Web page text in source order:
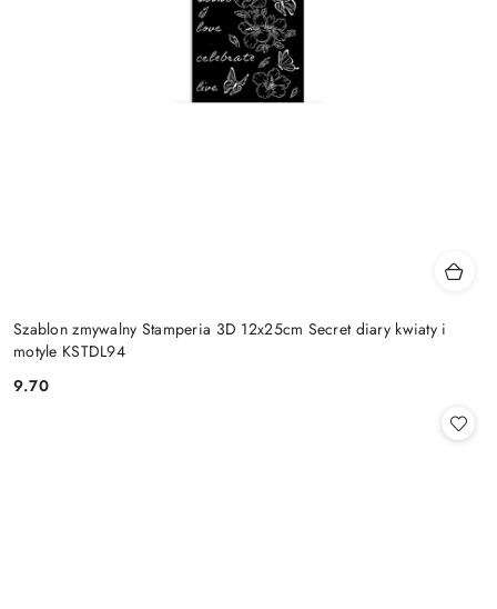
Szablon zmywalny Stamperia 3D 12x25cm Secret diary kwiaty i
motyle KSTDL94
Cena:
9.70